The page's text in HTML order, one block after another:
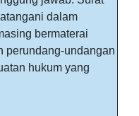
dalam
bermaterai
perundang-undangan
hukum yang